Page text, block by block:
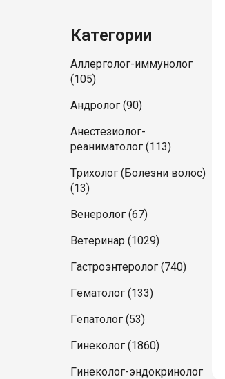
Категории
Аллерголог-иммунолог
(105)
Андролог (90)
Анестезиолог-
реаниматолог (113)
Трихолог (Болезни волос)
(13)
Венеролог (67)
Ветеринар (1029)
Гастроэнтеролог (740)
Гематолог (133)
Гепатолог (53)
Гинеколог (1860)
Гинеколог-эндокринолог